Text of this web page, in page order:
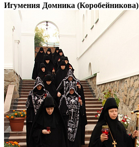
Игумения Домника (Коробейникова)